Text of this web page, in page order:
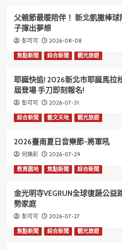
父親節最暖陪伴！ 新北凱撒棒
子揮出夢想
彭可可 2026-08-08
焦點新聞 綜合新聞 觀光旅遊
耶誕快追! 2026新北市耶誕馬
屆登場 手刀即刻報名!
彭可可 2026-07-31
綜合新聞 藝文天地 觀光旅遊
2026臺南夏日音樂節-將軍吼
何煥彩 2026-07-29
教育園地 焦點新聞 綜合新聞
金光明寺VEGRUN全球復蔬公
勢家庭
彭可可 2026-07-27
焦點新聞 綜合新聞 觀光旅遊